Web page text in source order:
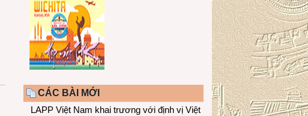
CÁC BÀI MỚI
LAPP Việt Nam khai trương với định vị Việt